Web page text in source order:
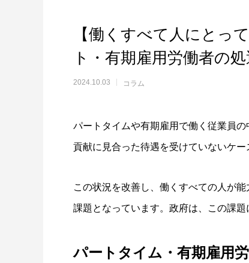
【働くすべて人にとっ
ト・有期雇用労働者の
2024.10.03 コラム
パートタイムや有期雇用で働く従業員
貢献に見合った待遇を受けていないケー
この状況を改善し、働くすべての人が
課題となっています。政府は、この課
パートタイム・有期雇用